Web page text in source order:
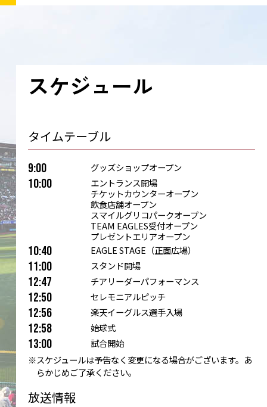
スケジュール
タイムテーブル
9:00 グッズショップオープン
10:00
エントランス開場
チケットカウンターオープン
飲食店舗オープン
スマイルグリコパークオープン
TEAM EAGLES受付オープン
プレゼントエリアオープン
10:40 EAGLE STAGE（正面広場）
11:00 スタンド開場
12:47 チアリーダーパフォーマンス
12:50 セレモニアルピッチ
12:56 楽天イーグルス選手入場
12:58 始球式
13:00
試合開始
スケジュールは予告なく変更になる場合がございます。あ
らかじめご了承ください。
放送情報